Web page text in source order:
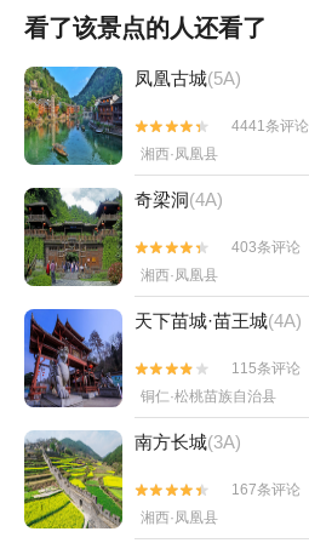
看了该景点的人还看了
凤凰古城(5A)


4441条评论
湘西·凤凰县
奇梁洞(4A)


403条评论
湘西·凤凰县
天下苗城·苗王城(4A)


115条评论
铜仁·松桃苗族自治县
南方长城(3A)


167条评论
湘西·凤凰县